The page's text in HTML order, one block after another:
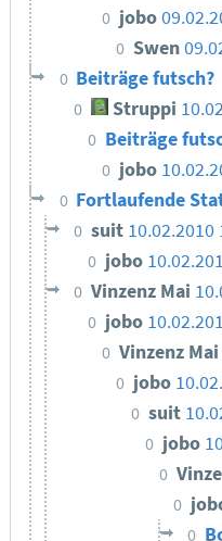
0 jobo
0 Swen
0 Beiträge futsch?
0 Struppi
0 Beiträge
0 jobo
0 Fortlaufende
0 suit 10.02.2010
0 jobo
0 Vinzenz Mai
0 jobo
0 Vinzenz Mai
0 jobo
0 suit
0 jobo
0
0
0